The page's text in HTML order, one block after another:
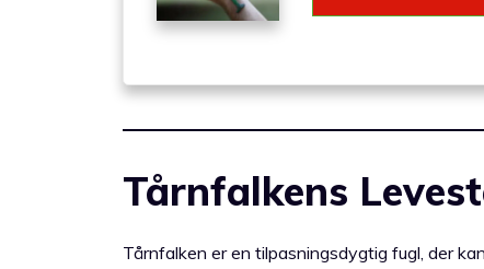
Tårnfalkens
Tårnfalken er en tilpasningsdygtig fugl, der